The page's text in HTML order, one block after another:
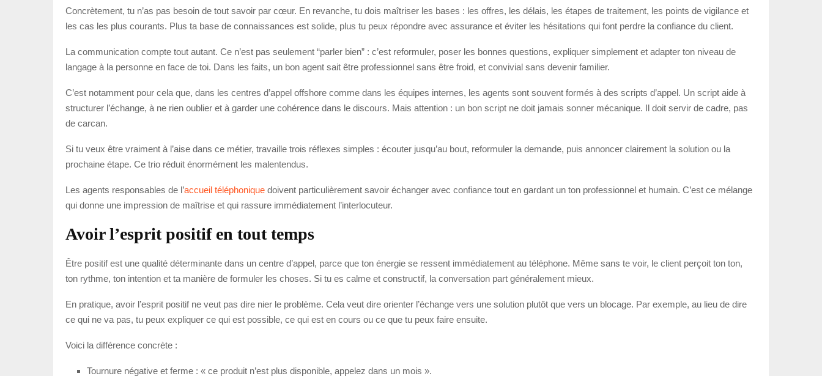
Concrètement, tu n’as pas besoin de tout savoir par cœur. En revanche, tu dois maîtriser les bases : les offres, les délais, les étapes de traitement, les points de vigilance et
les cas les plus courants. Plus ta base de connaissances est solide, plus tu peux répondre avec assurance et éviter les hésitations qui font perdre la confiance du client.
La communication compte tout autant. Ce n’est pas seulement “parler bien” : c’est reformuler, poser les bonnes questions, expliquer simplement et adapter ton niveau de
langage à la personne en face de toi. Dans les faits, un bon agent sait être professionnel sans être froid, et convivial sans devenir familier.
C’est notamment pour cela que, dans les centres d’appel offshore comme dans les équipes internes, les agents sont souvent formés à des scripts d’appel. Un script aide à
structurer l’échange, à ne rien oublier et à garder une cohérence dans le discours. Mais attention : un bon script ne doit jamais sonner mécanique. Il doit servir de cadre, pas
de carcan.
Si tu veux être vraiment à l’aise dans ce métier, travaille trois réflexes simples : écouter jusqu’au bout, reformuler la demande, puis annoncer clairement la solution ou la
prochaine étape. Ce trio réduit énormément les malentendus.
Les agents responsables de l’accueil téléphonique doivent particulièrement savoir échanger avec confiance tout en gardant un ton professionnel et humain. C’est ce mélange
qui donne une impression de maîtrise et qui rassure immédiatement l’interlocuteur.
Avoir l’esprit positif en tout temps
Être positif est une qualité déterminante dans un centre d’appel, parce que ton énergie se ressent immédiatement au téléphone. Même sans te voir, le client perçoit ton ton,
ton rythme, ton intention et ta manière de formuler les choses. Si tu es calme et constructif, la conversation part généralement mieux.
En pratique, avoir l’esprit positif ne veut pas dire nier le problème. Cela veut dire orienter l’échange vers une solution plutôt que vers un blocage. Par exemple, au lieu de dire
ce qui ne va pas, tu peux expliquer ce qui est possible, ce qui est en cours ou ce que tu peux faire ensuite.
Voici la différence concrète :
Tournure négative et ferme : « ce produit n’est plus disponible, appelez dans un mois ».